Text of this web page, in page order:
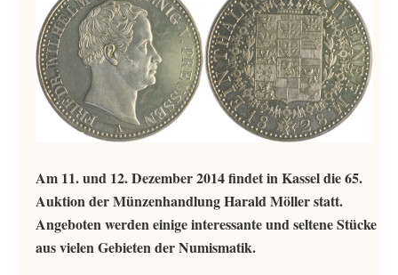
Am 11. und 12. Dezember 2014 findet in Kassel die 65.
Auktion der Münzenhandlung Harald Möller statt.
Angeboten werden einige interessante und seltene Stücke
aus vielen Gebieten der Numismatik.